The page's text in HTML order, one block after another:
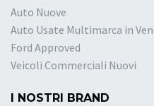
Auto Nuove
Auto Usate Multimarca in
Ford Approved
Veicoli Commerciali Nuovi
I NOSTRI BRAND